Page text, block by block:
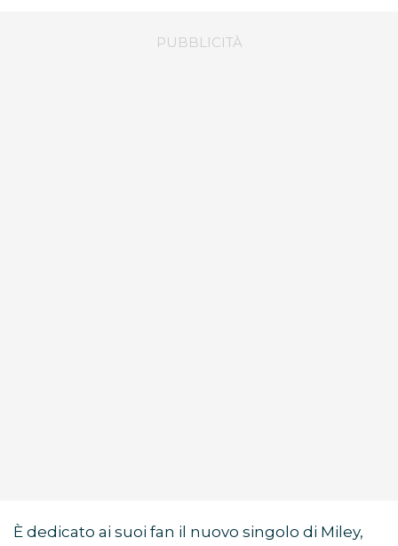
È dedicato ai suoi fan il nuovo singolo di Miley,